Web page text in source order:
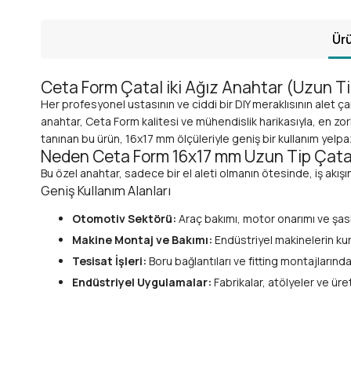
Ceta Form Çatal iki Ağız Anahtar (Uzun
Her profesyonel ustasının ve ciddi bir DIY meraklısının alet
anahtar, Ceta Form kalitesi ve mühendislik harikasıyla, en
tanınan bu ürün, 16x17 mm ölçüleriyle geniş bir kullanım
Neden Ceta Form 16x17 mm Uzun Tip
Bu özel anahtar, sadece bir el aleti olmanın ötesinde, iş
Geniş Kullanım Alanları
Otomotiv Sektörü: Araç bakımı, motor onarımı ve
Makine Montaj ve Bakımı: Endüstriyel makinelerin
Tesisat İşleri: Boru bağlantıları ve fitting
Endüstriyel Uygulamalar: Fabrikalar, atölyeler ve